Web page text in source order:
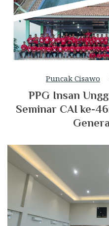
Puncak Cisawo
PPG Insan
Seminar CAI ke-